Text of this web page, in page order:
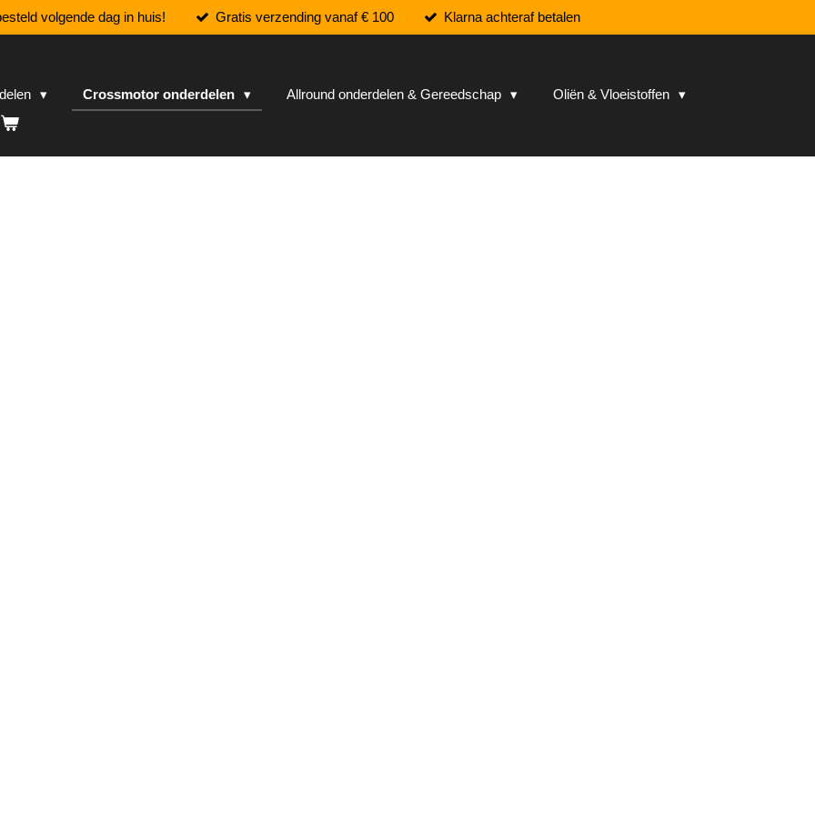
volgende dag in huis! Gratis verzending vanaf € 100 Klarna achteraf betalen
Crossmotor onderdelen Allround onderdelen & Gereedschap Oliën & Vloeistoffen